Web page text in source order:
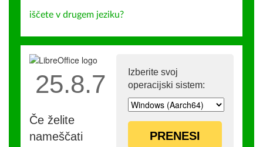
iščete v drugem jeziku?
Izberite svoj
operacijski sistem:
PRENESI
25.8.7
Če želite
nameščati